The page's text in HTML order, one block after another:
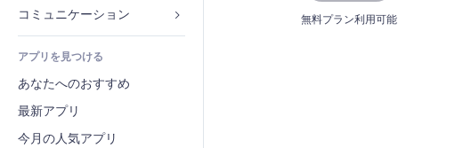
リスティング広告
メール
コンバージョン
会計
クーポン・特典
倉庫管理ソリューション
ドロップシッピング
レストラン
不動産
ブッキング
音楽
ポッドキャスト
写真
動画
PDF
ファイル共有
マップ・ナビ
プライバシー・セキュリティ
時計
ページテンプレート
画像効果
ボタン・メニュー
フォーム
ブログ
投票
チャット
コメント
アプリを見つける
あなたへのおすすめ
最新アプリ
今月の人気アプリ
無料プラン利用可能